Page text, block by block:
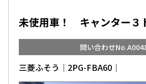
未使用車！ キャンター３
問い合わせ
三菱ふそう│2PG-FBA60│